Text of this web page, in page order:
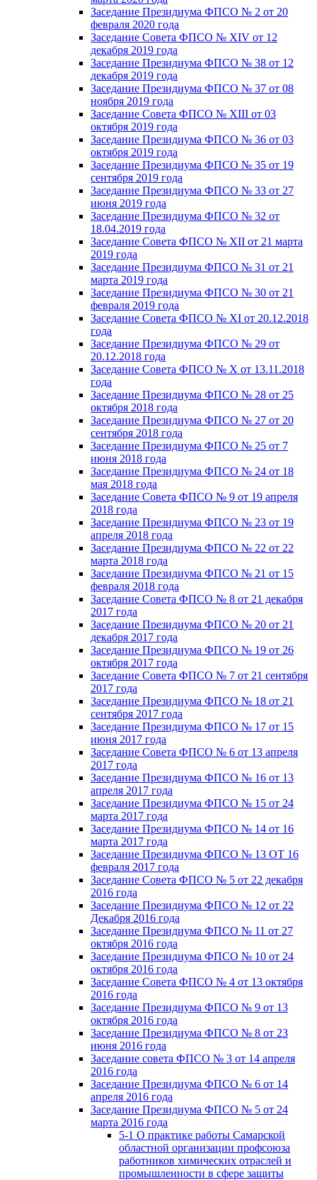
Заседание Президиума ФПСО № 2 от 20
февраля 2020 года
Заседание Совета ФПСО № XIV от 12
декабря 2019 года
Заседание Президиума ФПСО № 38 от 12
декабря 2019 года
Заседание Президиума ФПСО № 37 от 08
ноября 2019 года
Заседание Совета ФПСО № XIII от 03
октября 2019 года
Заседание Президиума ФПСО № 36 от 03
октября 2019 года
Заседание Президиума ФПСО № 35 от 19
сентября 2019 года
Заседание Президиума ФПСО № 33 от 27
июня 2019 года
Заседание Президиума ФПСО № 32 от
18.04.2019 года
Заседание Совета ФПСО № XII от 21 марта
2019 года
Заседание Президиума ФПСО № 31 от 21
марта 2019 года
Заседание Президиума ФПСО № 30 от 21
февраля 2019 года
Заседание Совета ФПСО № XI от 20.12.2018
года
Заседание Президиума ФПСО № 29 от
20.12.2018 года
Заседание Совета ФПСО № X от 13.11.2018
года
Заседание Президиума ФПСО № 28 от 25
октября 2018 года
Заседание Президиума ФПСО № 27 от 20
сентября 2018 года
Заседание Президиума ФПСО № 25 от 7
июня 2018 года
Заседание Президиума ФПСО № 24 от 18
мая 2018 года
Заседание Совета ФПСО № 9 от 19 апреля
2018 года
Заседание Президиума ФПСО № 23 от 19
апреля 2018 года
Заседание Президиума ФПСО № 22 от 22
марта 2018 года
Заседание Президиума ФПСО № 21 от 15
февраля 2018 года
Заседание Совета ФПСО № 8 от 21 декабря
2017 года
Заседание Президиума ФПСО № 20 от 21
декабря 2017 года
Заседание Президиума ФПСО № 19 от 26
октября 2017 года
Заседание Совета ФПСО № 7 от 21 сентября
2017 года
Заседание Президиума ФПСО № 18 от 21
сентября 2017 года
Заседание Президиума ФПСО № 17 от 15
июня 2017 года
Заседание Совета ФПСО № 6 от 13 апреля
2017 года
Заседание Президиума ФПСО № 16 от 13
апреля 2017 года
Заседание Президиума ФПСО № 15 от 24
марта 2017 года
Заседание Президиума ФПСО № 14 от 16
марта 2017 года
Заседание Президиума ФПСО № 13 ОТ 16
февраля 2017 года
Заседание Совета ФПСО № 5 от 22 декабря
2016 года
Заседание Президиума ФПСО № 12 от 22
Декабря 2016 года
Заседание Президиума ФПСО № 11 от 27
октября 2016 года
Заседание Президиума ФПСО № 10 от 24
октября 2016 года
Заседание Совета ФПСО № 4 от 13 октября
2016 года
Заседание Президиума ФПСО № 9 от 13
октября 2016 года
Заседание Президиума ФПСО № 8 от 23
июня 2016 года
Заседание совета ФПСО № 3 от 14 апреля
2016 года
Заседание Президиума ФПСО № 6 от 14
апреля 2016 года
Заседание Президиума ФПСО № 5 от 24
марта 2016 года
5-1 О практике работы Самарской
областной организации профсоюза
работников химических отраслей и
промышленности в сфере защиты